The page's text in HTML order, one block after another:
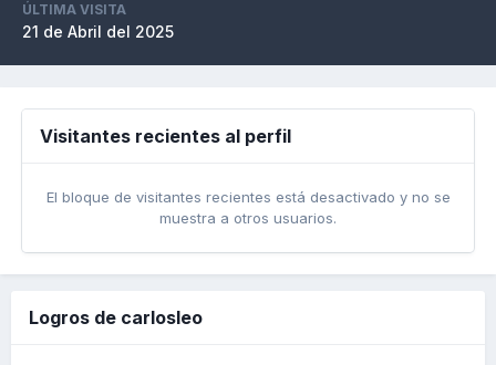
ÚLTIMA VISITA
21 de Abril del 2025
Visitantes recientes al perfil
El bloque de visitantes recientes está desactivado y no se
muestra a otros usuarios.
Logros de carlosleo